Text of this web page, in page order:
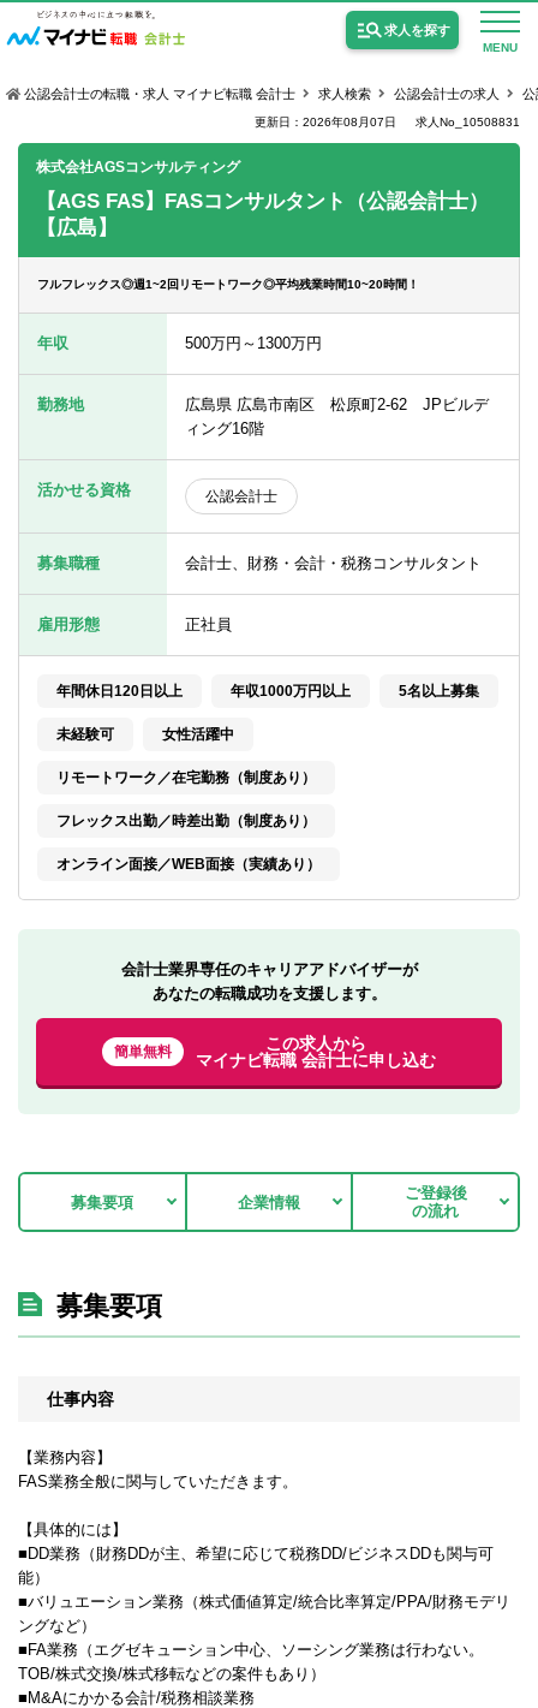
MENU
求人を探す
監査法人の求人
個別転職相談会・セミナー
公認会計士の転職・求人 マイナビ転職 会計士 求人検索 公認会計士の求人 公
更新日：2026年08月07日 求人No_10508831
株式会社AGSコンサルティング
【AGS FAS】FASコンサルタント（公認会計士）
【広島】
フルフレックス◎週1~2回リモートワーク◎平均残業時間10~20時間！
年収 500万円～1300万円
勤務地
広島県 広島市南区 松原町2-62 JPビルデ
ィング16階
活かせる資格 公認会計士
募集職種 会計士、財務・会計・税務コンサルタント
雇用形態 正社員
年間休日120日以上 年収1000万円以上 5名以上募集
未経験可 女性活躍中
リモートワーク／在宅勤務（制度あり）
フレックス出勤／時差出勤（制度あり）
オンライン面接／WEB面接（実績あり）
会計士業界専任のキャリアアドバイザーが
あなたの転職成功を支援します。
簡単無料
この求人から
マイナビ転職 会計士に申し込む
募集要項 企業情報
ご登録後
の流れ
募集要項
仕事内容
【業務内容】
FAS業務全般に関与していただきます。
【具体的には】
■DD業務（財務DDが主、希望に応じて税務DD/ビジネスDDも関与可
能）
■バリュエーション業務（株式価値算定/統合比率算定/PPA/財務モデリ
ングなど）
■FA業務（エグゼキューション中心、ソーシング業務は行わない。
TOB/株式交換/株式移転などの案件もあり）
■M&Aにかかる会計/税務相談業務